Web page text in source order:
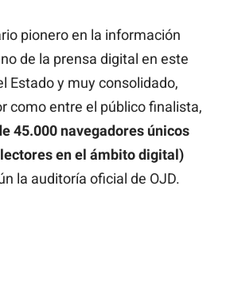
pionero en la información
de la prensa digital en este
Estado y muy consolidado,
como entre el público finalista,
45.000 navegadores únicos
en el ámbito digital)
la auditoría oficial de OJD.